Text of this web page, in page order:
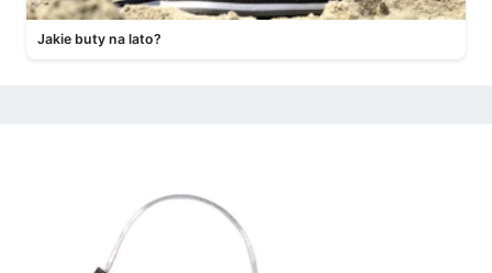
Jakie buty na lato?